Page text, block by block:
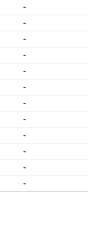
-
-
-
-
-
-
-
-
-
-
-
-